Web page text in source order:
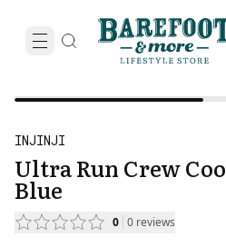
INJINJI
Ultra Run Crew
Blue
0 0 reviews